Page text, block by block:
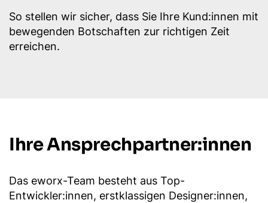
So stellen wir sicher, dass Sie Ihre Kund:innen mit
bewegenden Botschaften zur richtigen Zeit
erreichen.
Ihre Ansprech­partner:innen
Das eworx-Team besteht aus Top-
Entwickler:innen, erstklassigen Designer:innen,